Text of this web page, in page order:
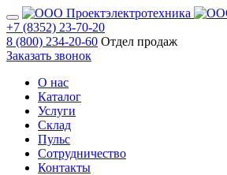
+7 (8352) 23-70-20
8 (800) 234-20-60 Отдел продаж
Заказать звонок
О нас
Каталог
Услуги
Склад
Пульс
Сотрудничество
Контакты